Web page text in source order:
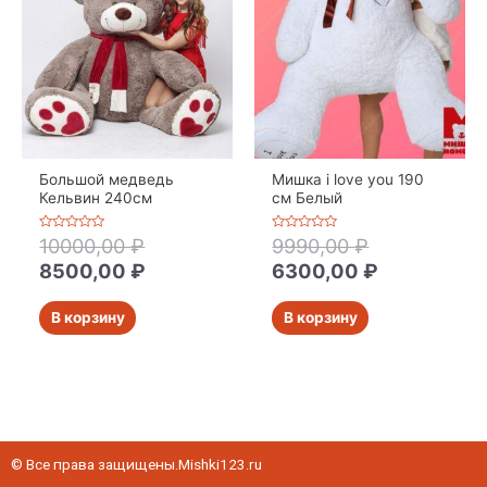
Большой медведь
Кельвин 240см
Оценка
0
из
5
10000,00₽
8500,00₽
В корзину
Мишка i love you 190
см Белый
Оценка
0
из
5
9990,00₽
6300,00₽
В корзину
© Все права защищены.Mishki123.ru